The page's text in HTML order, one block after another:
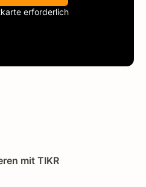
erforderlich
mit TIKR